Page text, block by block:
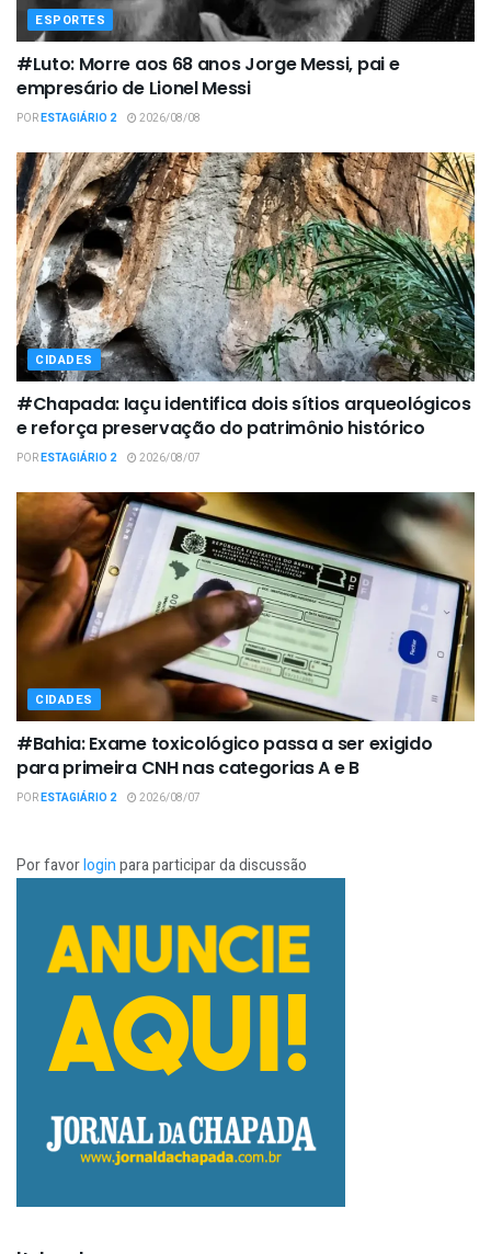
ESPORTES
#Luto: Morre aos 68 anos Jorge Messi, pai e
empresário de Lionel Messi
PORESTAGIÁRIO 2 2026/08/08
CIDADES
#Chapada: Iaçu identifica dois sítios arqueológicos
e reforça preservação do patrimônio histórico
PORESTAGIÁRIO 2 2026/08/07
CIDADES
#Bahia: Exame toxicológico passa a ser exigido
para primeira CNH nas categorias A e B
PORESTAGIÁRIO 2 2026/08/07
Por favorloginpara participar da discussão